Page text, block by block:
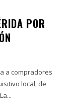
POR
a compradores
local, de
acuerdo a datos del ranking 2025 de Numbeo La...